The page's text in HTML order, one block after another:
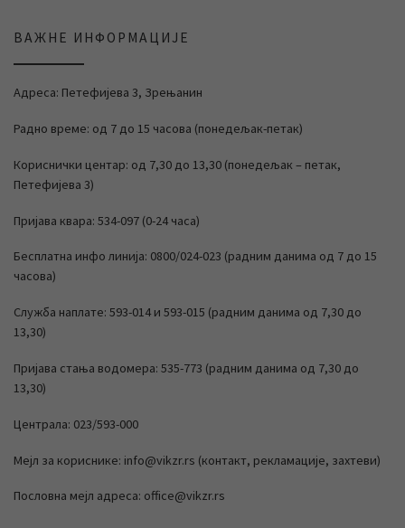
ВАЖНЕ ИНФОРМАЦИЈЕ
Адреса: Петефијева 3, Зрењанин
Радно време: од 7 до 15 часова (понедељак-петак)
Кориснички центар: од 7,30 до 13,30 (понедељак – петак,
Петефијева 3)
Пријава квара: 534-097 (0-24 часа)
Бесплатна инфо линија: 0800/024-023 (радним данима од 7 до 15
часова)
Служба наплате: 593-014 и 593-015 (радним данима од 7,30 до
13,30)
Пријава стања водомера: 535-773 (радним данима од 7,30 до
13,30)
Централа: 023/593-000
Мејл за кориснике: info@vikzr.rs (контакт, рекламације, захтеви)
Пословна мејл адреса: office@vikzr.rs